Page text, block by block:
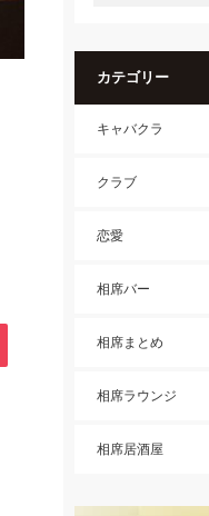
カテゴリー
キャバクラ
クラブ
恋愛
相席バー
相席まとめ
相席ラウンジ
相席居酒屋